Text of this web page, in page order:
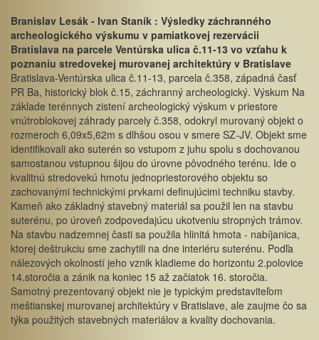
Branislav Lesák - Ivan Staník : Výsledky záchranného
archeologického výskumu v pamiatkovej rezervácii
Bratislava na parcele Ventúrska ulica č.11-13 vo vzťahu k
poznaniu stredovekej murovanej architektúry v Bratislave
Bratislava-Ventúrska ulica č.11-13, parcela č.358, západná časť
PR Ba, historický blok č.15, záchranný archeologický. Výskum Na
základe terénnych zistení archeologický výskum v priestore
vnútroblokovej záhrady parcely č.358, odokryl murovaný objekt o
rozmeroch 6,09x5,62m s dlhšou osou v smere SZ-JV. Objekt sme
identifikovali ako suterén so vstupom z juhu spolu s dochovanou
samostanou vstupnou šijou do úrovne pôvodného terénu. Ide o
kvalitnú stredovekú hmotu jednopriestorového objektu so
zachovanými technickými prvkami definujúcimi techniku stavby.
Kameň ako základný stavebný materiál sa použil len na stavbu
suterénu, po úroveň zodpovedajúcu ukotveniu stropných trámov.
Na stavbu nadzemnej časti sa použila hlinitá hmota - nabíjanica,
ktorej deštrukciu sme zachytili na dne interiéru suterénu. Podľa
nálezových okolností jeho vznik kladieme do horizontu 2.polovice
14.storočia a zánik na koniec 15 až začiatok 16. storočia.
Samotný prezentovaný objekt nie je typickým predstaviteľom
meštianskej murovanej architektúry v Bratislave, ale zaujme čo sa
týka použitých stavebných materiálov a kvality dochovania.